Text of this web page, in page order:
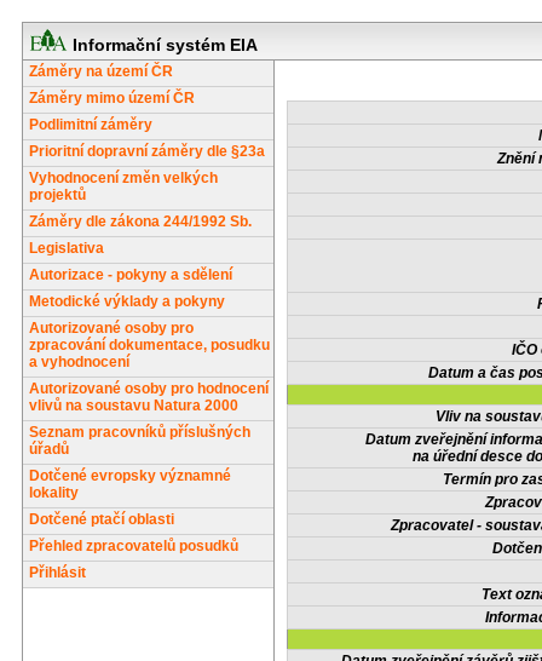
Informační systém EIA
Záměry na území ČR
Záměry mimo území ČR
Podlimitní záměry
Prioritní dopravní záměry dle §23a
Vyhodnocení změn velkých
projektů
Záměry dle zákona 244/1992 Sb.
Legislativa
Autorizace - pokyny a sdělení
Metodické výklady a pokyny
Autorizované osoby pro
zpracování dokumentace, posudku
a vyhodnocení
Autorizované osoby pro hodnocení
vlivů na soustavu Natura 2000
Seznam pracovníků příslušných
úřadů
Dotčené evropsky významné
lokality
Dotčené ptačí oblasti
Přehled zpracovatelů posudků
Přihlásit
Znění
IČO
Datum a čas
Vliv na
Datum zveřejnění
na úřední desce
Termín pro
Zpracovatel -
Text